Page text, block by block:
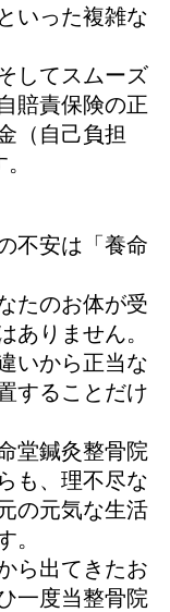
いった複雑な
してスムーズ
賠責保険の正
（自己負担
不安は「養命
たのお体が受
ありません。
いから正当な
することだけ
堂鍼灸整骨院
も、理不尽な
の元気な生活
。
ら出てきたお
一度当整骨院